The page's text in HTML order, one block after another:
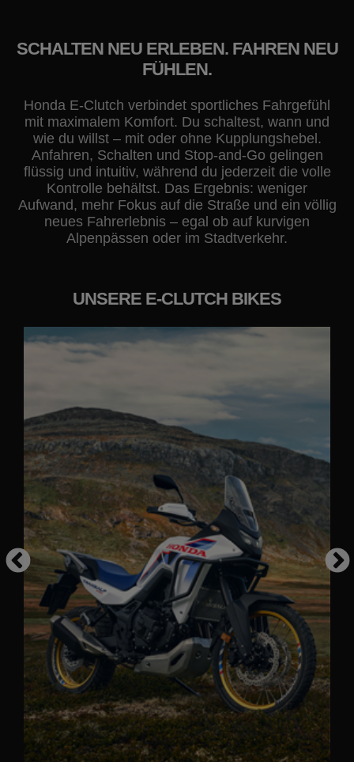
SCHALTEN NEU ERLEBEN. FAHREN NEU
FÜHLEN.
Honda E-Clutch verbindet sportliches Fahrgefühl
mit maximalem Komfort. Du schaltest, wann und
wie du willst – mit oder ohne Kupplungshebel.
Anfahren, Schalten und Stop-and-Go gelingen
flüssig und intuitiv, während du jederzeit die volle
Kontrolle behältst. Das Ergebnis: weniger
Aufwand, mehr Fokus auf die Straße und ein völlig
neues Fahrerlebnis – egal ob auf kurvigen
Alpenpässen oder im Stadtverkehr.
UNSERE E-CLUTCH BIKES